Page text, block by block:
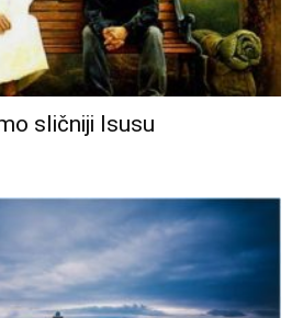
sličniji Isusu